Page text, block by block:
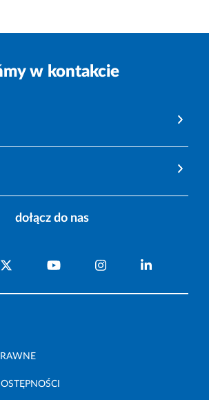
w kontakcie
dołącz do nas